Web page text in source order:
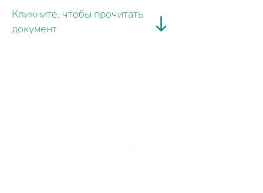
Кликните, чтобы прочитать
документ